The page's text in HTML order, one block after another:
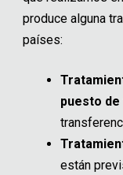
produce alguna
países:
puesto
están